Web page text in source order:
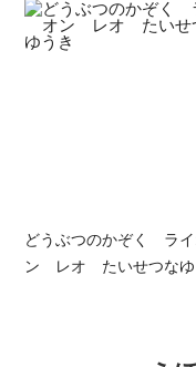
どうぶつのかぞく ラ
ン レオ たいせつなゆ